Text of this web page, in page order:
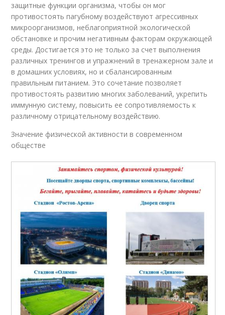
защитные функции организма, чтобы он мог
противостоять пагубному воздействуют агрессивных
микроорганизмов, неблагоприятной экологической
обстановке и прочим негативным факторам окружающей
среды. Достигается это не только за счет выполнения
различных тренингов и упражнений в тренажерном зале и
в домашних условиях, но и сбалансированным
правильным питанием. Это сочетание позволяет
противостоять развитию многих заболеваний, укрепить
иммунную систему, повысить ее сопротивляемость к
различному отрицательному воздействию.
Значение физической активности в современном
обществе